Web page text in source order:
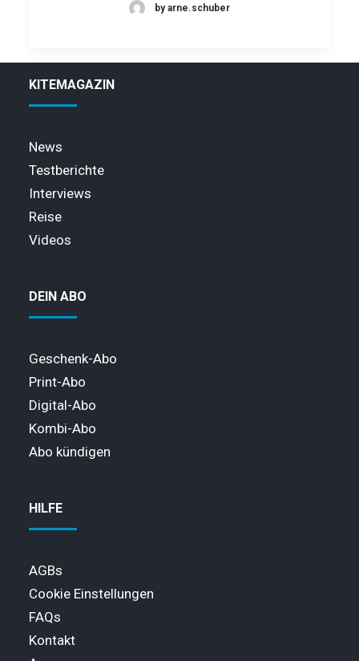
by arne.schuber
KITEMAGAZIN
News
Testberichte
Interviews
Reise
Videos
DEIN ABO
Geschenk-Abo
Print-Abo
Digital-Abo
Kombi-Abo
Abo kündigen
HILFE
AGBs
Cookie Einstellungen
FAQs
Kontakt